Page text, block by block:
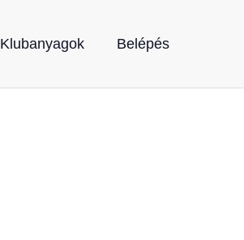
Klubanyagok Belépés